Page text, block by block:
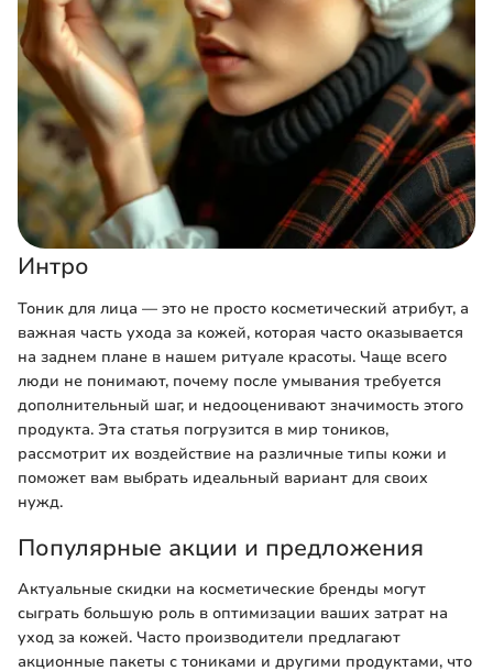
Интро
Тоник для лица — это не просто косметический атрибут, а
важная часть ухода за кожей, которая часто оказывается
на заднем плане в нашем ритуале красоты. Чаще всего
люди не понимают, почему после умывания требуется
дополнительный шаг, и недооценивают значимость этого
продукта. Эта статья погрузится в мир тоников,
рассмотрит их воздействие на различные типы кожи и
поможет вам выбрать идеальный вариант для своих
нужд.
Популярные акции и предложения
Актуальные скидки на косметические бренды могут
сыграть большую роль в оптимизации ваших затрат на
уход за кожей. Часто производители предлагают
акционные пакеты с тониками и другими продуктами, что